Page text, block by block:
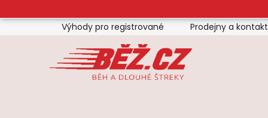
na
obsah
Výhody pro registrované Prodejny a